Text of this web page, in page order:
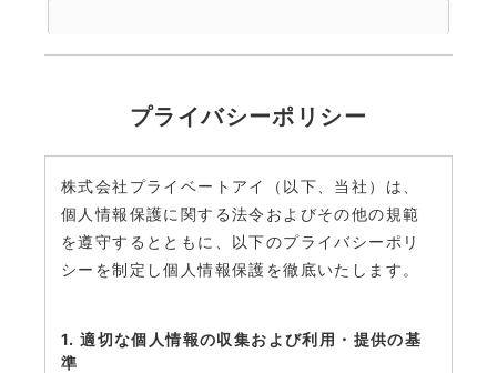
プライバシーポリシー
株式会社プライベートアイ（以下、当社）は、
個人情報保護に関する法令およびその他の規範
を遵守するとともに、以下のプライバシーポリ
シーを制定し個人情報保護を徹底いたします。
1. 適切な個人情報の収集および利用・提供の基
準